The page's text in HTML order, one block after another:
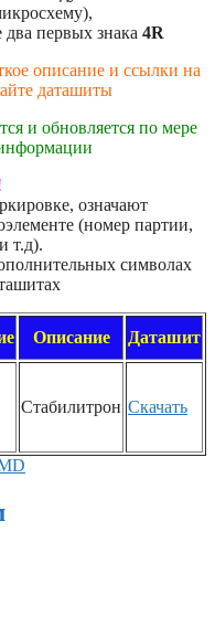
первых знака 4R
описание и ссылки на
даташиты
и обновляется по мере
означают
(номер партии,
т.д).
символах
Описание Даташит
Стабилитрон Скачать